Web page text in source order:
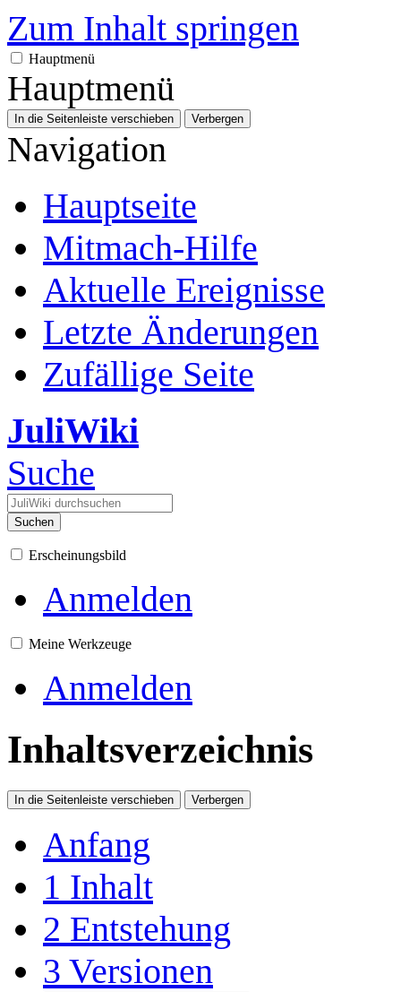
Zum Inhalt springen
Hauptmenü
Hauptmenü
In die Seitenleiste verschieben Verbergen
Navigation
Hauptseite
Mitmach-Hilfe
Aktuelle Ereignisse
Letzte Änderungen
Zufällige Seite
JuliWiki
Suche
Suchen
Erscheinungsbild
Anmelden
Meine Werkzeuge
Anmelden
Inhaltsverzeichnis
In die Seitenleiste verschieben Verbergen
Anfang
1 Inhalt
2 Entstehung
3 Versionen